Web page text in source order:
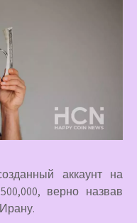
аккаунт на
верно назвав